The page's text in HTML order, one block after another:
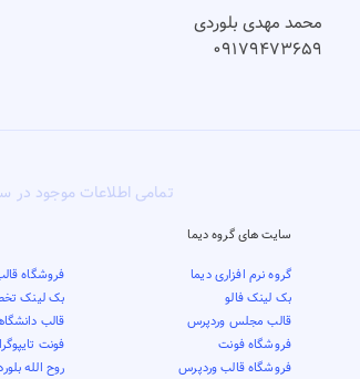
محمد مهدی بلوردی
۰۹۱۷۹۴۷۳۶۵۹
تمامی اطلاعات موجود در
سایت های گروه دیما
گروه نرم افزاری دیما
فروشگاه
بک لینک فالو
بک لینک
قالب مجلس وردپرس
قالب
فروشگاه فونت
فونت
فروشگاه قالب وردپرس
روح الله